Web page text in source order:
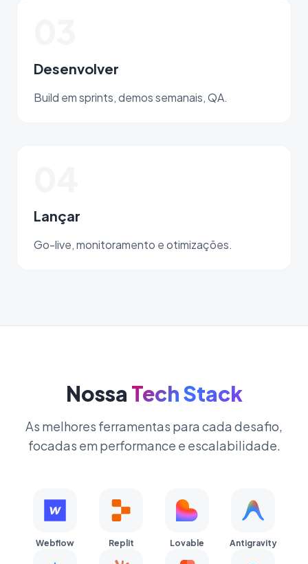
Desenvolver
Build em sprints, demos semanais, QA.
Lançar
Go-live, monitoramento e otimizações.
Nossa Tech Stack
As melhores ferramentas para cada desafio,
focadas em performance e escalabilidade.
Webflow Replit Lovable Antigravity